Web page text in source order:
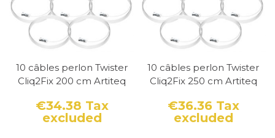
10 câbles perlon Twister
Cliq2Fix 200 cm Artiteq
Price
€34.38 Tax
excluded
10 câbles perlon Twister
Cliq2Fix 250 cm Artiteq
Price
€36.36 Tax
excluded